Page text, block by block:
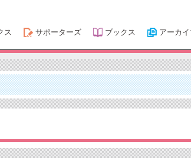
ス サポーターズ ブックス アーカ